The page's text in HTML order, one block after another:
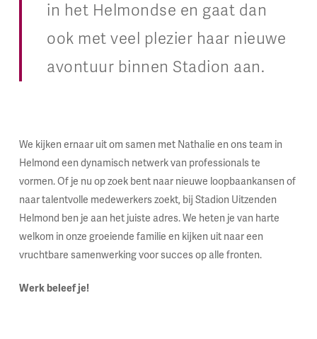
in het Helmondse en gaat dan
ook met veel plezier haar nieuwe
avontuur binnen Stadion aan.
We kijken ernaar uit om samen met Nathalie en ons team in
Helmond een dynamisch netwerk van professionals te
vormen. Of je nu op zoek bent naar nieuwe loopbaankansen of
naar talentvolle medewerkers zoekt, bij Stadion Uitzenden
Helmond ben je aan het juiste adres. We heten je van harte
welkom in onze groeiende familie en kijken uit naar een
vruchtbare samenwerking voor succes op alle fronten.
Werk beleef je!